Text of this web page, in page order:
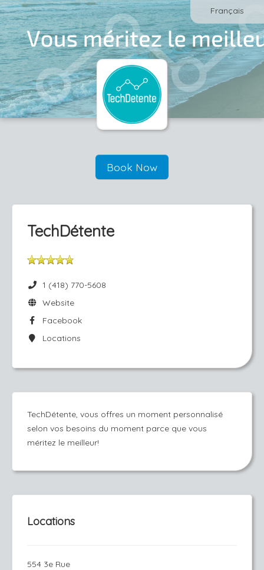
Français
Book Now
TechDétente
1 (418) 770-5608
Website
Facebook
Locations
TechDétente, vous offres un moment personnalisé
selon vos besoins du moment parce que vous
méritez le meilleur!
Locations
554 3e Rue